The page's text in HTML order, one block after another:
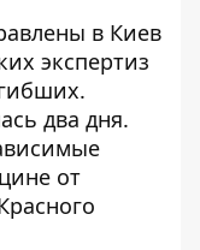
в Киев
экспертиз
два дня.
от